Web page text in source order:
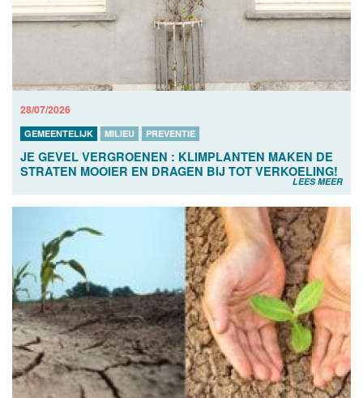
28/07/2026
GEMEENTELIJK MILIEU PREVENTIE
JE GEVEL VERGROENEN : KLIMPLANTEN MAKEN DE
STRATEN MOOIER EN DRAGEN BIJ TOT VERKOELING!
LEES MEER